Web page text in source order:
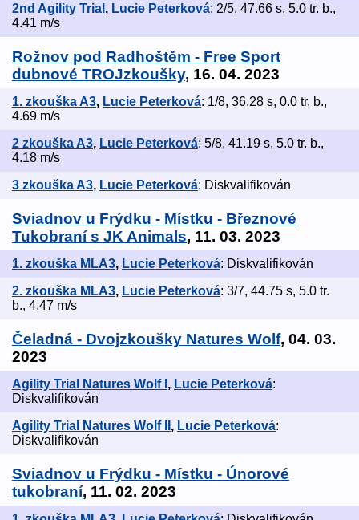
2nd Agility Trial , Lucie Peterková: 2/5, 47.66 s, 5.0 tr. b.,
4.41 m/s
Rožnov pod Radhoštěm - Free Sport
dubnové TROJzkoušky, 16. 04. 2023
1. zkouška A3, Lucie Peterková: 1/8, 36.28 s, 0.0 tr. b.,
4.69 m/s
2 zkouška A3, Lucie Peterková: 5/8, 41.19 s, 5.0 tr. b.,
4.18 m/s
3 zkouška A3, Lucie Peterková: Diskvalifikován
Sviadnov u Frýdku - Místku - Březnové
Tukobraní s JK Animals, 11. 03. 2023
1. zkouška MLA3, Lucie Peterková: Diskvalifikován
2. zkouška MLA3, Lucie Peterková: 3/7, 44.75 s, 5.0 tr.
b., 4.47 m/s
Čeladná - Dvojzkoušky Natures Wolf, 04. 03.
2023
Agility Trial Natures Wolf I , Lucie Peterková:
Diskvalifikován
Agility Trial Natures Wolf II , Lucie Peterková:
Diskvalifikován
Sviadnov u Frýdku - Místku - Únorové
tukobraní, 11. 02. 2023